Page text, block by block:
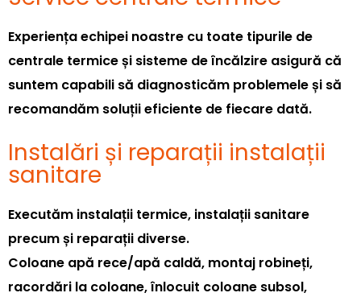
Experiența echipei noastre cu toate tipurile de
centrale termice și sisteme de încălzire asigură că
suntem capabili să diagnosticăm problemele și să
recomandăm soluții eficiente de fiecare dată.
Instalări și reparații instalații
sanitare
Executăm instalații termice, instalații sanitare
precum și reparații diverse.
Coloane apă rece/apă caldă, montaj robineți,
racordări la coloane, înlocuit coloane subsol,